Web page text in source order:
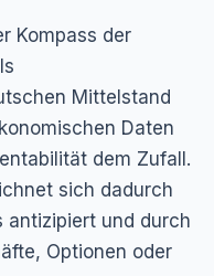
Kompass der
Mittelstand
Daten
dem Zufall.
sich dadurch
antizipiert und durch
Optionen oder